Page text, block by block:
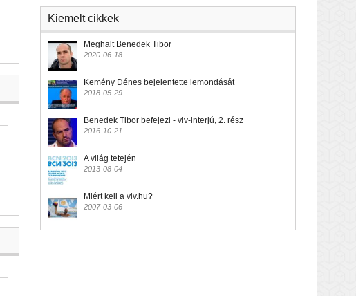
Kiemelt cikkek
Meghalt Benedek Tibor
2020-06-18
Kemény Dénes bejelentette lemondását
2018-05-29
Benedek Tibor befejezi - vlv-interjú, 2. rész
2016-10-21
A világ tetején
2013-08-04
Miért kell a vlv.hu?
2007-03-06